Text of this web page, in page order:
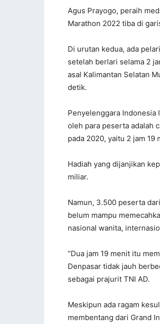
Agus Prayogo, peraih
Marathon 2022 tiba di
Di urutan kedua, ada
setelah berlari selama 2
asal Kalimantan Selatan
detik.
Penyelenggara Indonesia
oleh para peserta adalah
pada 2020, yaitu 2 jam 19
Hadiah yang dijanjikan
miliar.
Namun, 3.500 peserta
belum mampu
nasional wanita,
“Dua jam 19 menit itu
Denpasar tidak jauh
sebagai prajurit TNI AD.
Meskipun ada ragam
membentang dari Grand